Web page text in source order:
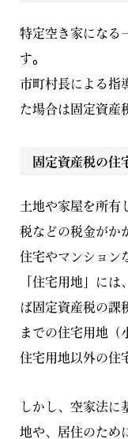
特定空き家になる
す。
市町村長による指
た場合は固定資産
固定資産税の住
土地や家屋を所有
税などの税金がか
住宅やマンション
「住宅用地」には
ば固定資産税の課
までの住宅用地（
住宅用地以外の住
しかし、空家法に
地や、居住のため